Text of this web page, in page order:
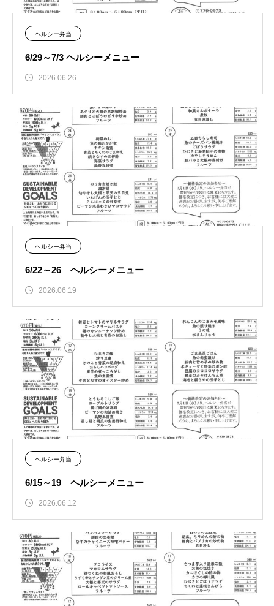
ヘルシー弁当
6/29～7/3 ヘルシーメニュー
2026.06.26
ヘルシー弁当
6/22～26 ヘルシーメニュー
2026.06.19
ヘルシー弁当
6/15～19 ヘルシーメニュー
2026.06.12